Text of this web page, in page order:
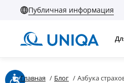
Публичная информация
Главная / Блог / Азбука